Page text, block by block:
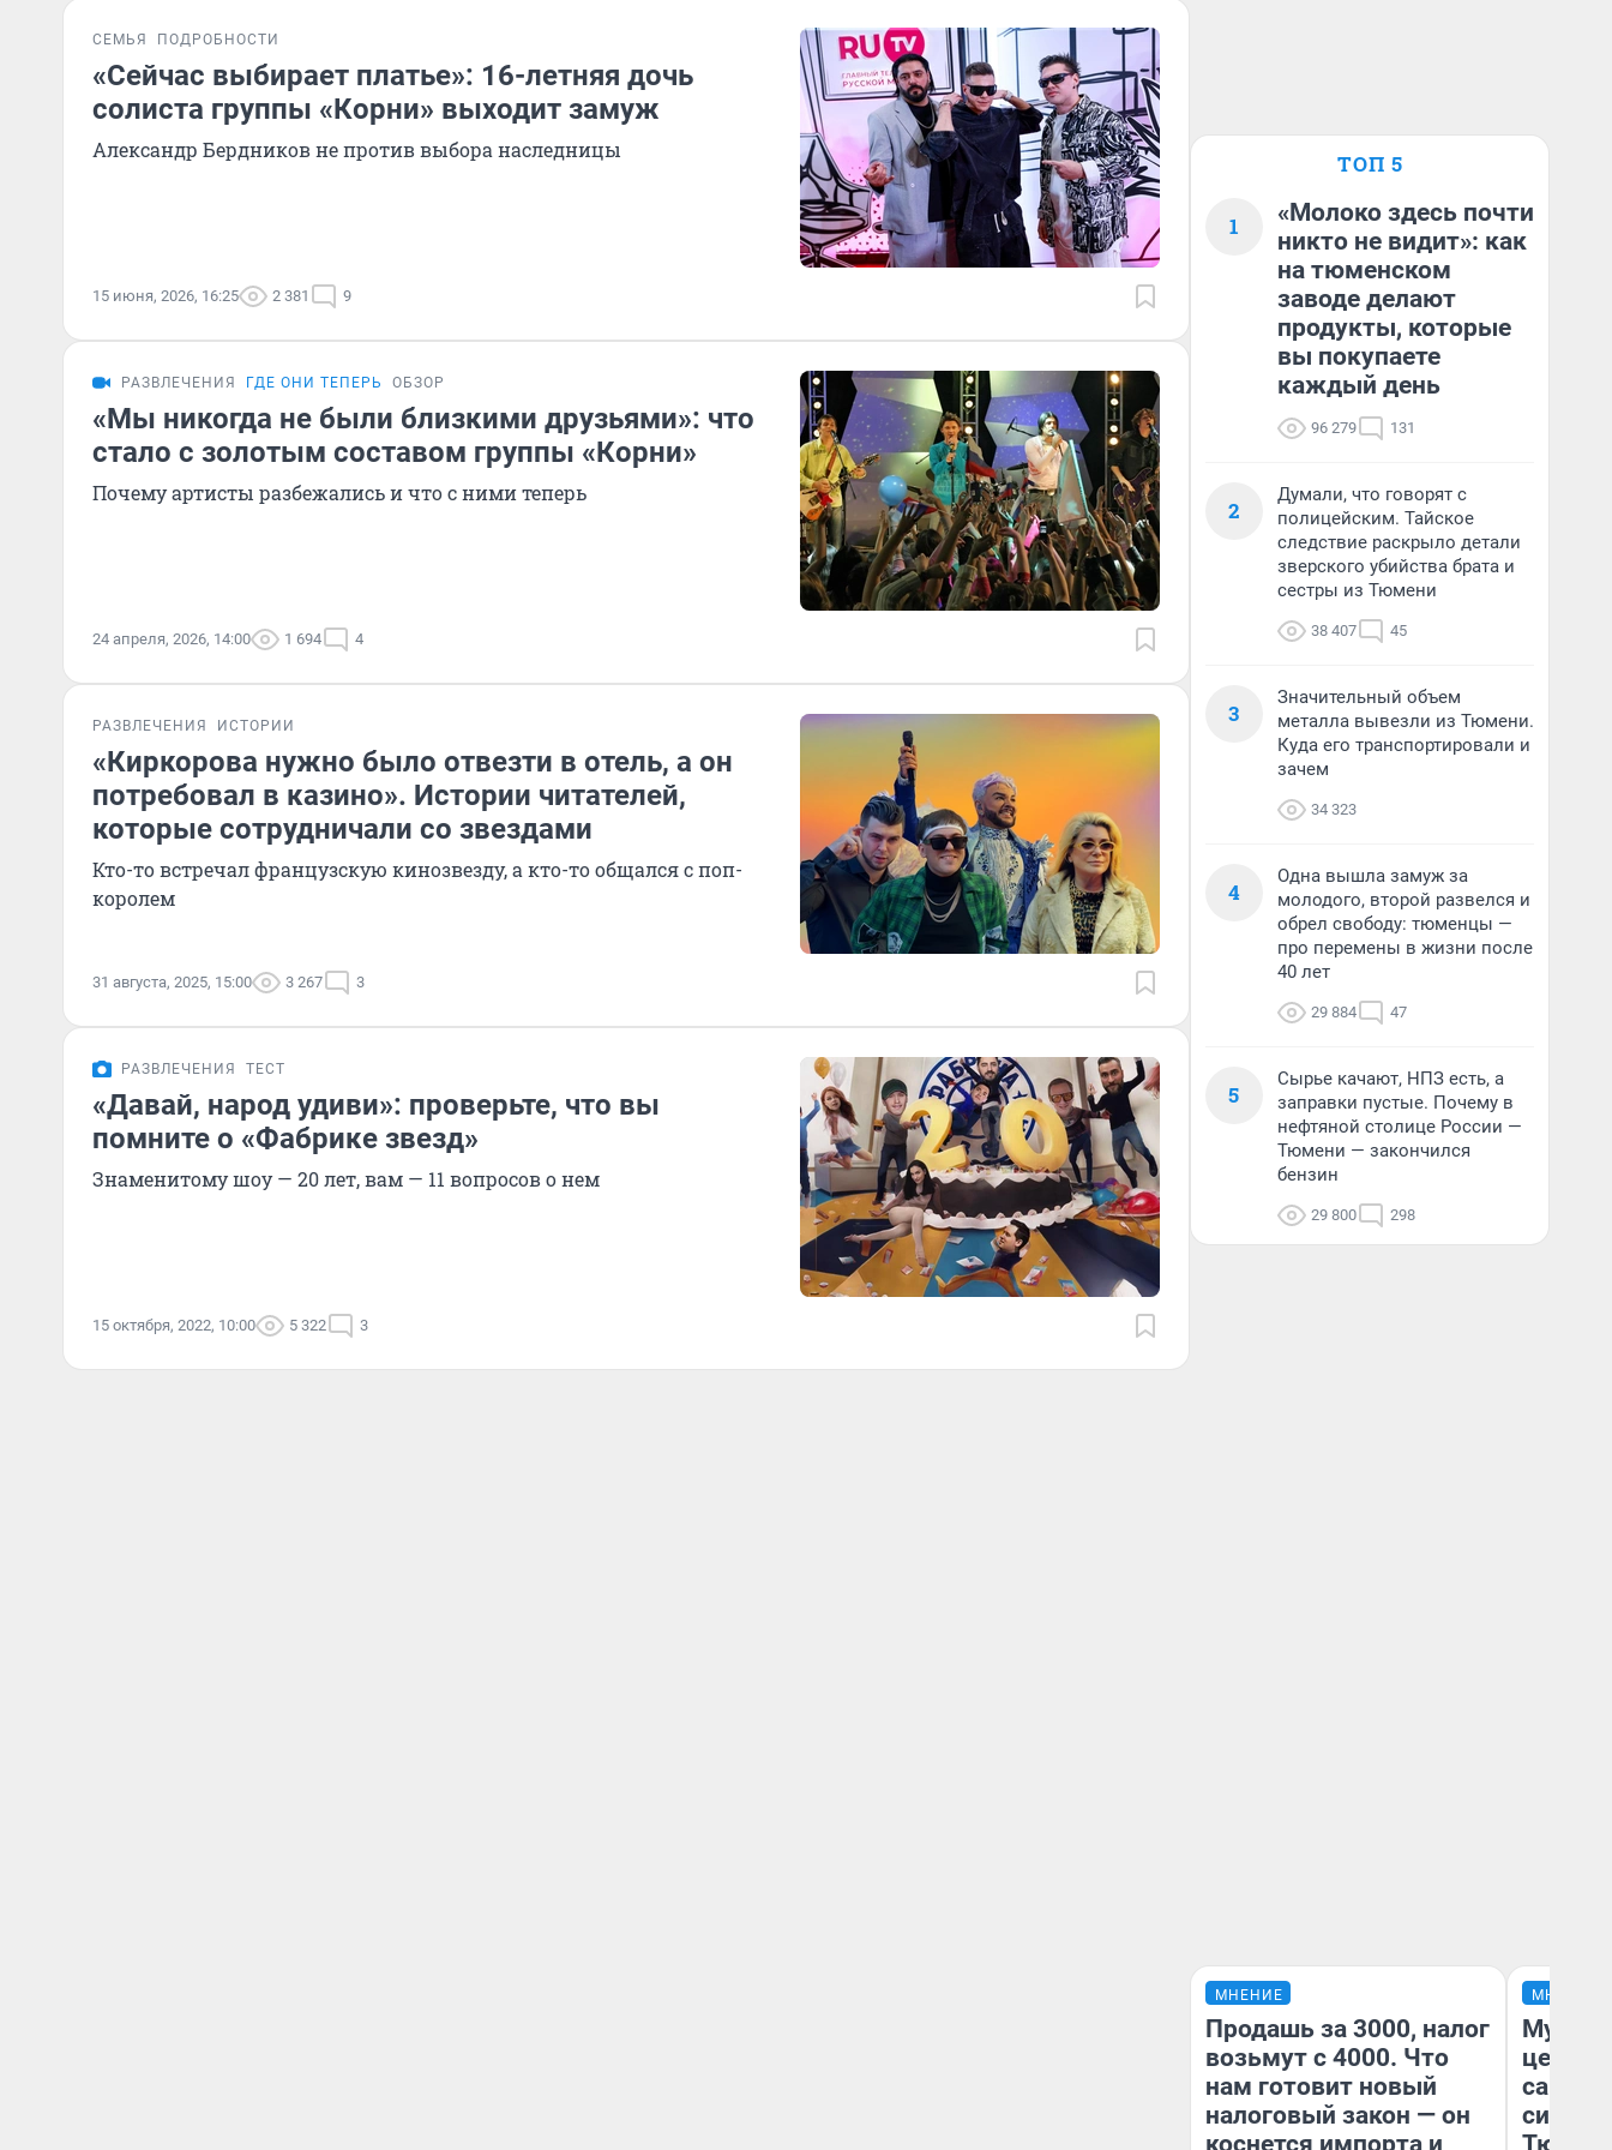
СЕМЬЯ ПОДРОБНОСТИ
«Сейчас выбирает платье»: 16-летняя дочь
солиста группы «Корни» выходит замуж
Александр Бердников не против выбора наследницы
15 июня, 2026, 16:25 2 381 9
РАЗВЛЕЧЕНИЯ ГДЕ ОНИ ТЕПЕРЬ ОБЗОР
«Мы никогда не были близкими друзьями»: что
стало с золотым составом группы «Корни»
Почему артисты разбежались и что с ними теперь
24 апреля, 2026, 14:00 1 694 4
РАЗВЛЕЧЕНИЯ ИСТОРИИ
«Киркорова нужно было отвезти в отель, а он
потребовал в казино». Истории читателей,
которые сотрудничали со звездами
Кто-то встречал французскую кинозвезду, а кто-то общался с поп-
королем
31 августа, 2025, 15:00 3 267 3
РАЗВЛЕЧЕНИЯ ТЕСТ
«Давай, народ удиви»: проверьте, что вы
помните о «Фабрике звезд»
Знаменитому шоу — 20 лет, вам — 11 вопросов о нем
15 октября, 2022, 10:00 5 322 3
ТОП 5
1
«Молоко здесь почти
никто не видит»: как
на тюменском
заводе делают
продукты, которые
вы покупаете
каждый день
96 279 131
2
Думали, что говорят с
полицейским. Тайское
следствие раскрыло детали
зверского убийства брата и
сестры из Тюмени
38 407 45
3
Значительный объем
металла вывезли из Тюмени.
Куда его транспортировали и
зачем
34 323
4
Одна вышла замуж за
молодого, второй развелся и
обрел свободу: тюменцы —
про перемены в жизни после
40 лет
29 884 47
5
Сырье качают, НПЗ есть, а
заправки пустые. Почему в
нефтяной столице России —
Тюмени — закончился
бензин
29 800 298
МНЕНИЕ
Продашь за 3000, налог
возьмут с 4000. Что
нам готовит новый
налоговый закон — он
коснется импорта и
МНЕНИЕ
Музей